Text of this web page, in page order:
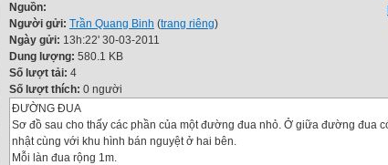
Nguồn:
Người gửi: Trần Quang Binh (trang riêng)
Ngày gửi: 13h:22' 30-03-2011
Dung lượng: 580.1 KB
Số lượt tải: 4
Số lượt thích: 0 người
ĐƯỜNG ĐUA
Sơ đồ sau cho thấy các phần của một đường đua nhỏ. Ở giữa đường đua
nhật cùng với khu hình bán nguyệt ở hai bên.
Mỗi làn đua rộng 1m.